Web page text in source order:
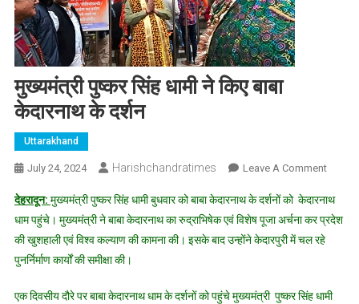
मुख्यमंत्री पुष्कर सिंह धामी ने किए बाबा
केदारनाथ के दर्शन
Uttarakhand
July 24, 2024 Harishchandratimes Leave A CommentOn
पुष्कर
सिंह
बाबा
देहरादून: मुख्यमंत्री पुष्कर सिंह धामी बुधवार को बाबा केदारनाथ के दर्शनों को केदारनाथ
धाम पहुंचे। मुख्यमंत्री ने बाबा केदारनाथ का रुद्राभिषेक एवं विशेष पूजा अर्चना कर प्रदेश
की खुशहाली एवं विश्व कल्याण की कामना की। इसके बाद उन्होंने केदारपुरी में चल रहे
पुनर्निर्माण कार्यों की समीक्षा की।
एक दिवसीय दौरे पर बाबा केदारनाथ धाम के दर्शनों को पहुंचे मुख्यमंत्री पुष्कर सिंह धामी